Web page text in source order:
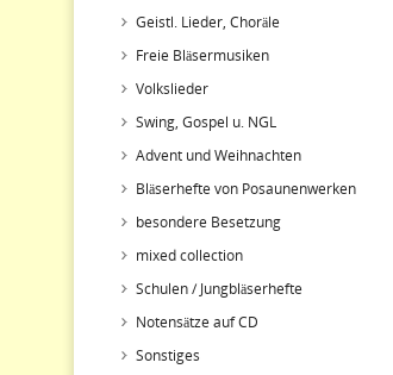
Geistl. Lieder, Choräle
Freie Bläsermusiken
Volkslieder
Swing, Gospel u. NGL
Advent und Weihnachten
Bläserhefte von Posaunenwerken
besondere Besetzung
mixed collection
Schulen / Jungbläserhefte
Notensätze auf CD
Sonstiges